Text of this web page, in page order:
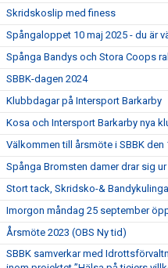
Skridskoslip med finess
Spångaloppet 10 maj 2025 - du är
Spånga Bandys och Stora Coops
SBBK-dagen 2024
Klubbdagar på Intersport Barkarby
Kosa och Intersport Barkarby nya
Välkommen till årsmöte i SBBK
Spånga Bromsten damer drar sig
Stort tack, Skridsko-&
Imorgon måndag 25 september
Årsmöte 2023 (OBS Ny tid)
SBBK samverkar med